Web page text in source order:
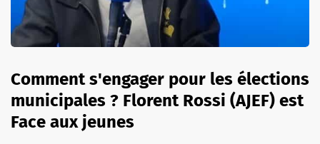
Comment s'engager pour les élections
municipales ? Florent Rossi (AJEF) est
Face aux jeunes